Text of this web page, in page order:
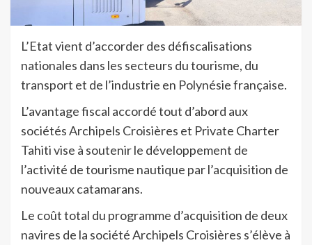
L’Etat vient d’accorder des défiscalisations
nationales dans les secteurs du tourisme, du
transport et de l’industrie en Polynésie française.
L’avantage fiscal accordé tout d’abord aux
sociétés Archipels Croisières et Private Charter
Tahiti vise à soutenir le développement de
l’activité de tourisme nautique par l’acquisition de
nouveaux catamarans.
Le coût total du programme d’acquisition de deux
navires de la société Archipels Croisières s’élève à